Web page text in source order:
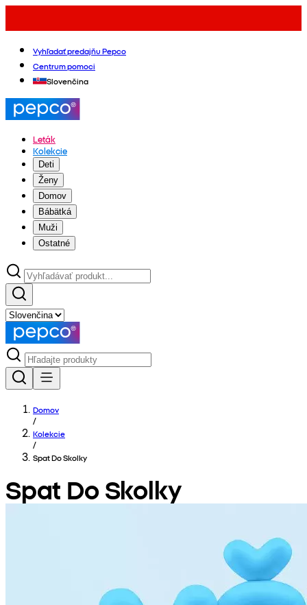
Vyhľadať predajňu Pepco
Centrum pomoci
Slovenčina
Leták
Kolekcie
Deti
Ženy
Domov
Bábätká
Muži
Ostatné
Domov
/
Kolekcie
/
Spat Do Skolky
Spat Do Skolky